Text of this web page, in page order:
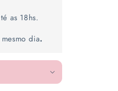
as 18hs.
dia.